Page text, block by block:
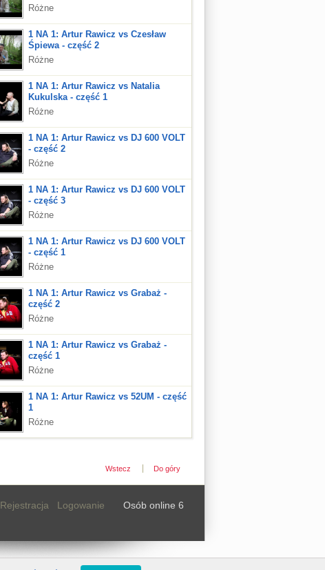
Różne
1 NA 1: Artur Rawicz vs Czesław
Śpiewa - część 2
Różne
1 NA 1: Artur Rawicz vs Natalia
Kukulska - część 1
Różne
1 NA 1: Artur Rawicz vs DJ 600 VOLT
- część 2
Różne
1 NA 1: Artur Rawicz vs DJ 600 VOLT
- część 3
Różne
1 NA 1: Artur Rawicz vs DJ 600 VOLT
- część 1
Różne
1 NA 1: Artur Rawicz vs Grabaż -
część 2
Różne
1 NA 1: Artur Rawicz vs Grabaż -
część 1
Różne
1 NA 1: Artur Rawicz vs 52UM - część
1
Różne
Wstecz Do góry
Rejestracja Logowanie Osób online 6